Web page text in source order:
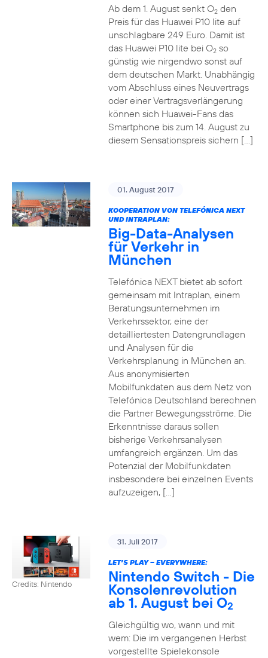
Ab dem 1. August senkt O2den
Preis für das Huawei P10 lite auf
unschlagbare 249 Euro. Damit ist
das Huawei P10 lite bei O2so
günstig wie nirgendwo sonst auf
dem deutschen Markt. Unabhängig
vom Abschluss eines Neuvertrags
oder einer Vertragsverlängerung
können sich Huawei-Fans das
Smartphone bis zum 14. August zu
diesem Sensationspreis sichern […]
01. August 2017
KOOPERATION VON TELEFÓNICA NEXT
UND INTRAPLAN:
Big-Data-Analysen
für Verkehr in
München
Telefónica NEXT bietet ab sofort
gemeinsam mit Intraplan, einem
Beratungsunternehmen im
Verkehrssektor, eine der
detailliertesten Datengrundlagen
und Analysen für die
Verkehrsplanung in München an.
Aus anonymisierten
Mobilfunkdaten aus dem Netz von
Telefónica Deutschland berechnen
die Partner Bewegungsströme. Die
Erkenntnisse daraus sollen
bisherige Verkehrsanalysen
umfangreich ergänzen. Um das
Potenzial der Mobilfunkdaten
insbesondere bei einzelnen Events
aufzuzeigen, […]
Credits: Nintendo
31. Juli 2017
LET’S PLAY – EVERYWHERE:
Nintendo Switch - Die
Konsolenrevolution
ab 1. August bei O2
Gleichgültig wo, wann und mit
wem: Die im vergangenen Herbst
vorgestellte Spielekonsole